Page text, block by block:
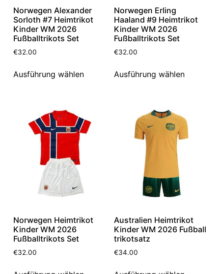
Norwegen Alexander
Sorloth #7 Heimtrikot
Kinder WM 2026
Fußballtrikots Set
€32.00
Ausführung wählen
Norwegen Erling
Haaland #9 Heimtrikot
Kinder WM 2026
Fußballtrikots Set
€32.00
Ausführung wählen
Norwegen Heimtrikot
Kinder WM 2026
Fußballtrikots Set
€32.00
Australien Heimtrikot
Kinder WM 2026 Fußball
trikotsatz
€34.00